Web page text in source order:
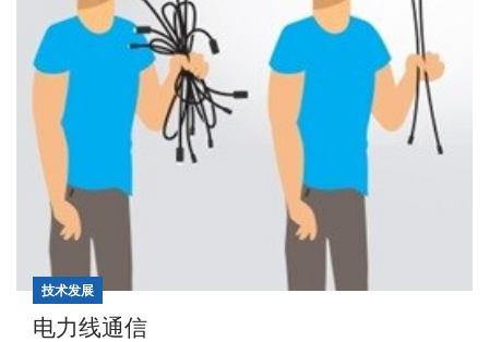
技术发展
电力线通信